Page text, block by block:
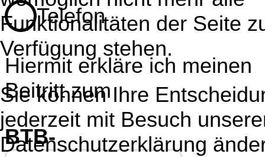
Telefon
Hiermit erkläre ich meinen
Beitritt zum
BTB-
Funktionalitäten der Seite
Verfügung stehen.
Sie können Ihre
jederzeit mit Besuch
Datenschutzerklärung